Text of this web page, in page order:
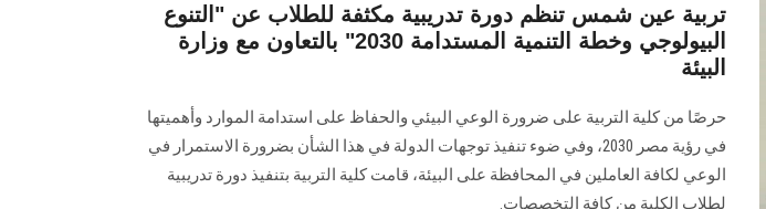
تربية عين شمس تنظم دورة تدريبية مكثفة للطلاب عن "التنوع
البيولوجي وخطة التنمية المستدامة 2030" بالتعاون مع وزارة
البيئة
حرصًا من كلية التربية على ضرورة الوعي البيئي والحفاظ على استدامة الموارد وأهميتها
في رؤية مصر 2030، وفي ضوء تنفيذ توجهات الدولة في هذا الشأن بضرورة الاستمرار في
الوعي لكافة العاملين في المحافظة على البيئة، قامت كلية التربية بتنفيذ دورة تدريبية
لطلاب الكلية من كافة التخصصات.